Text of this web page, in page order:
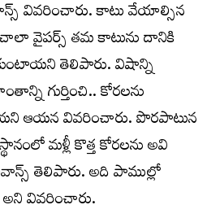
వివరించారు. కాటు వేయాల్సిన
వైపర్స్‌ తమ కాటును దానికి
తెలిపారు. విషాన్ని
గుర్తించి.. కోరలను
ఆయన వివరించారు. పొరపాటున
మళ్లీ కొత్త కోరలను అవి
తెలిపారు. అది పాముల్లో
వివరించారు.